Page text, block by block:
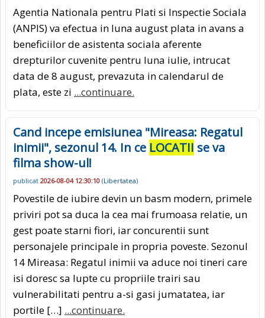
Agentia Nationala pentru Plati si Inspectie Sociala
(ANPIS) va efectua in luna august plata in avans a
beneficiilor de asistenta sociala aferente
drepturilor cuvenite pentru luna iulie, intrucat
data de 8 august, prevazuta in calendarul de
plata, este zi ...continuare.
Cand incepe emisiunea "Mireasa: Regatul
inimii", sezonul 14. In ce LOCATII se va
filma show-ul!
publicat 2026-08-04 12:30:10 (Libertatea)
Povestile de iubire devin un basm modern, primele
priviri pot sa duca la cea mai frumoasa relatie, un
gest poate starni fiori, iar concurentii sunt
personajele principale in propria poveste. Sezonul
14 Mireasa: Regatul inimii va aduce noi tineri care
isi doresc sa lupte cu propriile trairi sau
vulnerabilitati pentru a-si gasi jumatatea, iar
portile […] ...continuare.